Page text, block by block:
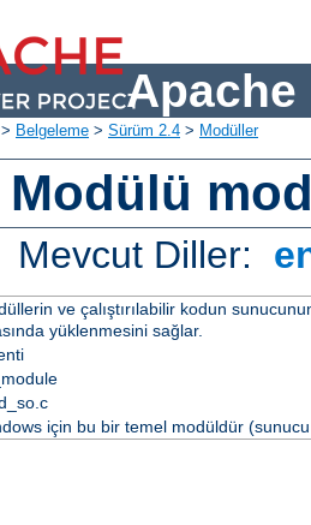
Apache
> Belgeleme > Sürüm 2.4 > Modüller
Mevcut Diller:
ve çalıştırılabilir kodun
yüklenmesini sağlar.
için bu bir temel modüldür